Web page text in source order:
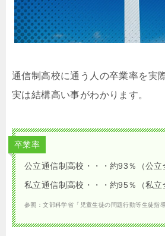
通信制高校に通う人の卒業率を実
実は結構高い事がわかります。
卒業率
公立通信制高校・・・約93％（公立
私立通信制高校・・・約95％（私立
参照：文部科学省「児童生徒の問題行動等生徒指